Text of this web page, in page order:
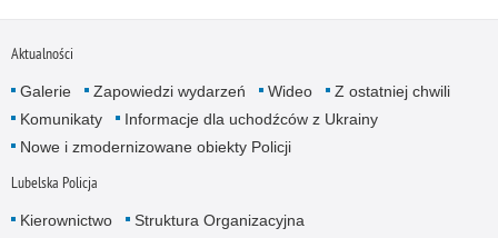
Aktualności
Galerie Zapowiedzi wydarzeń Wideo
Z ostatniej chwili
Komunikaty
Informacje dla uchodźców z Ukrainy
Nowe i zmodernizowane obiekty Policji
Lubelska Policja
Kierownictwo
Struktura Organizacyjna